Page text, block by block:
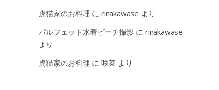
虎猫家のお料理 に rinakawase より
パルフェット水着ビーチ撮影 に rinakawase
より
虎猫家のお料理 に 咲菜 より